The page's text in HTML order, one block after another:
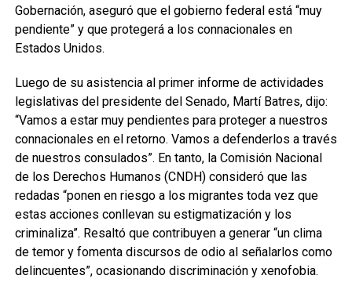
Gobernación, aseguró que el gobierno federal está “muy
pendiente” y que protegerá a los connacionales en
Estados Unidos.
Luego de su asistencia al primer informe de actividades
legislativas del presidente del Senado, Martí Batres, dijo:
“Vamos a estar muy pendientes para proteger a nuestros
connacionales en el retorno. Vamos a defenderlos a través
de nuestros consulados”. En tanto, la Comisión Nacional
de los Derechos Humanos (CNDH) consideró que las
redadas “ponen en riesgo a los migrantes toda vez que
estas acciones conllevan su estigmatización y los
criminaliza”. Resaltó que contribuyen a generar “un clima
de temor y fomenta discursos de odio al señalarlos como
delincuentes”, ocasionando discriminación y xenofobia.